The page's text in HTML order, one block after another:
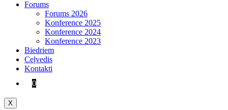
Forums
Forums 2026
Konference 2025
Konference 2024
Konference 2023
Biedriem
Ceļvedis
Kontakti
0
X